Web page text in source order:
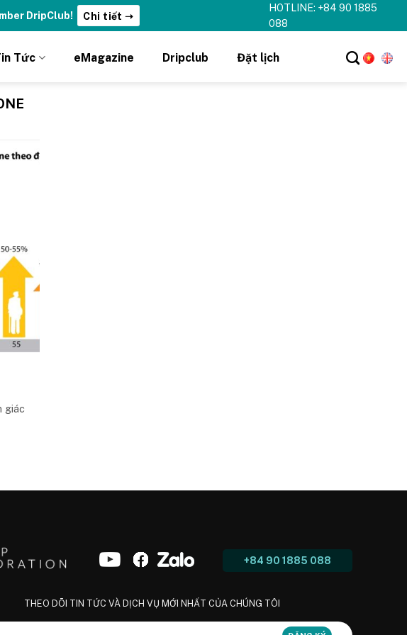
DripClub! Chi tiết ➝
HOTLINE: +84 90 1885
088
Tức eMagazine Dripclub Đặt lịch
giác
+84 90 1885 088
THEO DÕI TIN TỨC VÀ DỊCH VỤ MỚI NHẤT CỦA CHÚNG TÔI